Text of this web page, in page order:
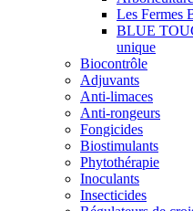
Les Fermes
BLUE
unique
Biocontrôle
Adjuvants
Anti-limaces
Anti-rongeurs
Fongicides
Biostimulants
Phytothérapie
Inoculants
Insecticides